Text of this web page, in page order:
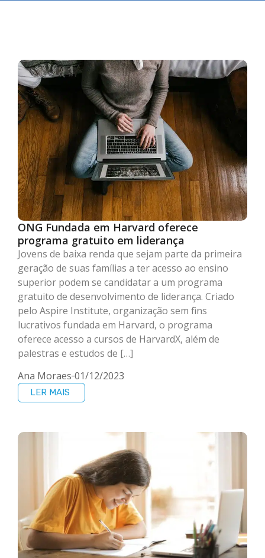
ONG Fundada em Harvard oferece
programa gratuito em liderança
Jovens de baixa renda que sejam parte da primeira
geração de suas famílias a ter acesso ao ensino
superior podem se candidatar a um programa
gratuito de desenvolvimento de liderança. Criado
pelo Aspire Institute, organização sem fins
lucrativos fundada em Harvard, o programa
oferece acesso a cursos de HarvardX, além de
palestras e estudos de […]
Ana Moraes 01/12/2023
LER MAIS